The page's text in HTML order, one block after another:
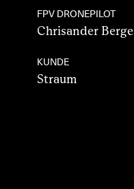
FPV DRONEPILOT
Chrisander Berge
KUNDE
Straum